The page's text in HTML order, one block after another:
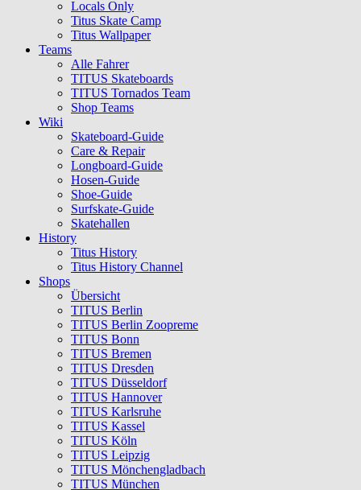
Locals Only
Titus Skate Camp
Titus Wallpaper
Teams
Alle Fahrer
TITUS Skateboards
TITUS Tornados Team
Shop Teams
Wiki
Skateboard-Guide
Care & Repair
Longboard-Guide
Hosen-Guide
Shoe-Guide
Surfskate-Guide
Skatehallen
History
Titus History
Titus History Channel
Shops
Übersicht
TITUS Berlin
TITUS Berlin Zoopreme
TITUS Bonn
TITUS Bremen
TITUS Dresden
TITUS Düsseldorf
TITUS Hannover
TITUS Karlsruhe
TITUS Kassel
TITUS Köln
TITUS Leipzig
TITUS Mönchengladbach
TITUS München